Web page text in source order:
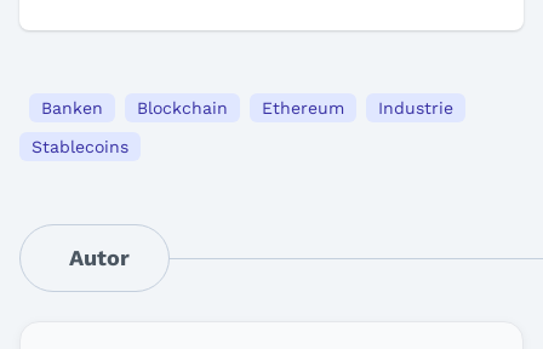
Banken Blockchain Ethereum
Industrie
Stablecoins
Autor